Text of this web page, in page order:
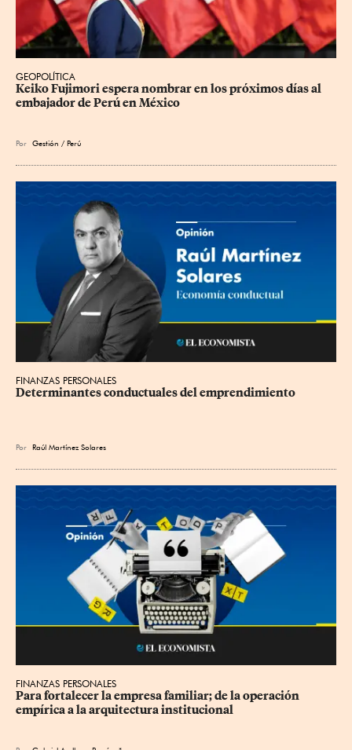
GEOPOLÍTICA
Keiko Fujimori espera nombrar en los próximos días al
embajador de Perú en México
Por Gestión / Perú
FINANZAS PERSONALES
Determinantes conductuales del emprendimiento
Por Raúl Martínez Solares
FINANZAS PERSONALES
Para fortalecer la empresa familiar; de la operación
empírica a la arquitectura institucional